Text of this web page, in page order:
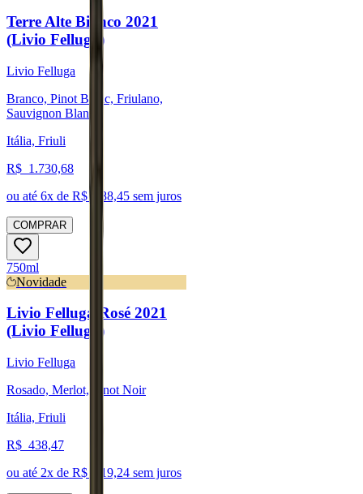
Terre Alte Bianco 2021
(Livio Felluga)
Livio Felluga
Branco, Pinot Blanc, Friulano,
Sauvignon Blanc
Itália, Friuli
R$ 1.730,68
ou até 6x de R$ 288,45 sem juros
COMPRAR
750ml
Novidade
Livio Felluga Rosé 2021
(Livio Felluga)
Livio Felluga
Rosado, Merlot, Pinot Noir
Itália, Friuli
R$ 438,47
ou até 2x de R$ 219,24 sem juros